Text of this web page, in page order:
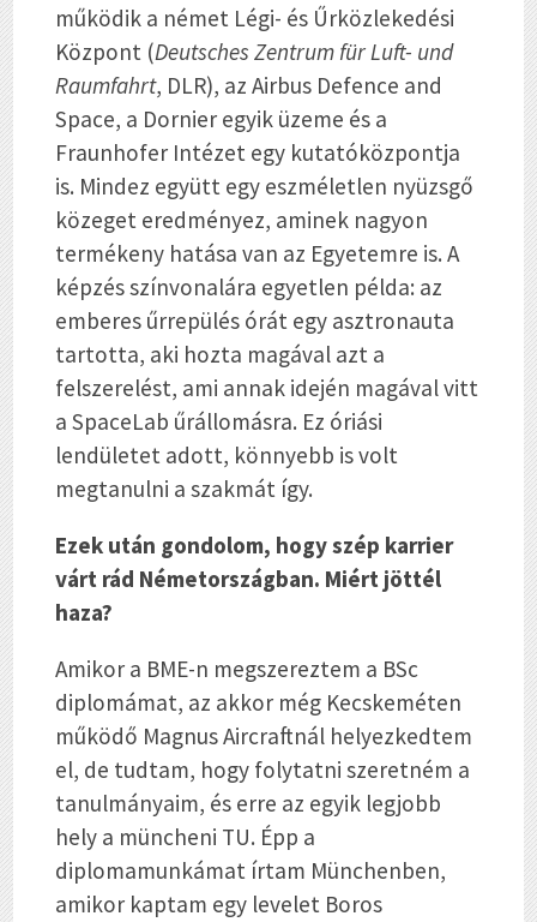
működik a német Légi- és Űrközlekedési
Központ (Deutsches Zentrum für Luft- und
Raumfahrt, DLR), az Airbus Defence and
Space, a Dornier egyik üzeme és a
Fraunhofer Intézet egy kutatóközpontja
is. Mindez együtt egy eszméletlen nyüzsgő
közeget eredményez, aminek nagyon
termékeny hatása van az Egyetemre is. A
képzés színvonalára egyetlen példa: az
emberes űrrepülés órát egy asztronauta
tartotta, aki hozta magával azt a
felszerelést, ami annak idején magával vitt
a SpaceLab űrállomásra. Ez óriási
lendületet adott, könnyebb is volt
megtanulni a szakmát így.
Ezek után gondolom, hogy szép karrier
várt rád Németországban. Miért jöttél
haza?
Amikor a BME-n megszereztem a BSc
diplomámat, az akkor még Kecskeméten
működő Magnus Aircraftnál helyezkedtem
el, de tudtam, hogy folytatni szeretném a
tanulmányaim, és erre az egyik legjobb
hely a müncheni TU. Épp a
diplomamunkámat írtam Münchenben,
amikor kaptam egy levelet Boros